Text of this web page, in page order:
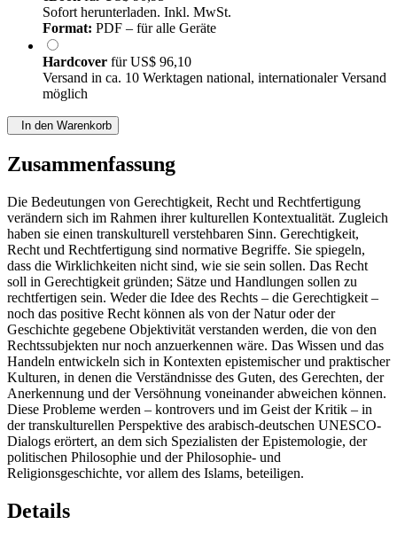
Sofort herunterladen. Inkl. MwSt.
Format: PDF – für alle Geräte
Hardcover fürUS$ 96,10
Versand in ca. 10 Werktagen national, internationaler Versand
möglich
In den Warenkorb
Zusammenfassung
Die Bedeutungen von Gerechtigkeit, Recht und Rechtfertigung
verändern sich im Rahmen ihrer kulturellen Kontextualität. Zugleich
haben sie einen transkulturell verstehbaren Sinn. Gerechtigkeit,
Recht und Rechtfertigung sind normative Begriffe. Sie spiegeln,
dass die Wirklichkeiten nicht sind, wie sie sein sollen. Das Recht
soll in Gerechtigkeit gründen; Sätze und Handlungen sollen zu
rechtfertigen sein. Weder die Idee des Rechts – die Gerechtigkeit –
noch das positive Recht können als von der Natur oder der
Geschichte gegebene Objektivität verstanden werden, die von den
Rechtssubjekten nur noch anzuerkennen wäre. Das Wissen und das
Handeln entwickeln sich in Kontexten epistemischer und praktischer
Kulturen, in denen die Verständnisse des Guten, des Gerechten, der
Anerkennung und der Versöhnung voneinander abweichen können.
Diese Probleme werden – kontrovers und im Geist der Kritik – in
der transkulturellen Perspektive des arabisch-deutschen UNESCO-
Dialogs erörtert, an dem sich Spezialisten der Epistemologie, der
politischen Philosophie und der Philosophie- und
Religionsgeschichte, vor allem des Islams, beteiligen.
Details